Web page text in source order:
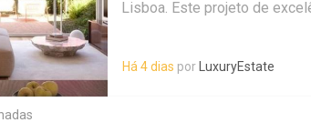
minutos walking distance da
Universidade de Lisboa, do
da Clínica CUF Alvalade e
Lisboa. Este projeto de
Mateus, foi concebido para
conforto e sofisticação. O
Há 4 dias por LuxuryEstate